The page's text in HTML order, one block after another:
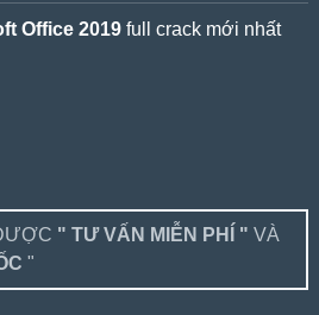
Office 2019full crack mới nhất
" TƯ VẤN MIỄN PHÍ " VÀ
"